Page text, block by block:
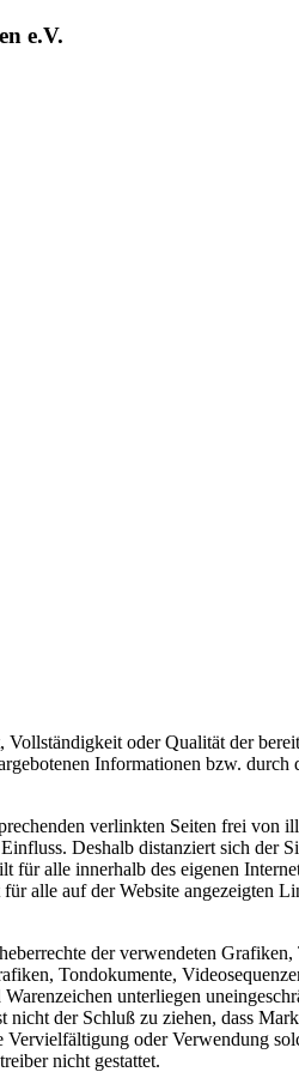
e.V.
oder Qualität der
Informationen bzw.
verlinkten Seiten frei
Deshalb distanziert sich der
alle innerhalb des eigenen
alle auf der Website angezeigten
der verwendeten
Tondokumente,
unterliegen
der Schluß zu ziehen, dass
oder Verwendung
nicht gestattet.